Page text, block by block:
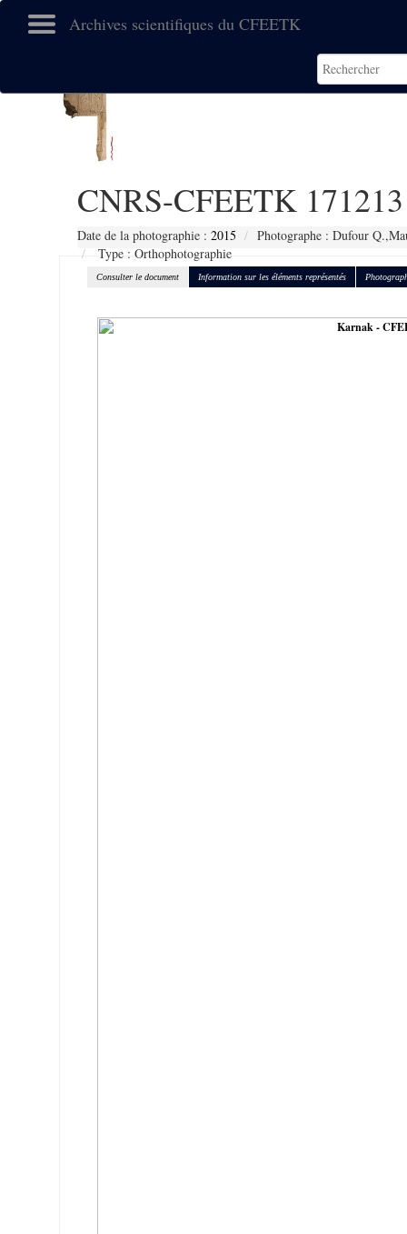
Archives scientifiques du CFEETK
CNRS-CFEETK 171213
Date de la photographie : 2015
Photographe : Dufour
Type : Orthophotographie
Consulter le document Information sur les éléments représentés